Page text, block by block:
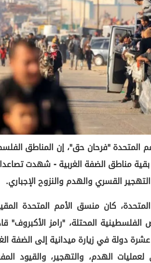
المتحدة "فرحان حق"، إن المناطق
بقية مناطق الضفة الغربية - شهدت
القسري والهدم والنزوح الإجباري.
كان منسق الأمم المتحدة
الفلسطينية المحتلة، "رامز الأكبروف"
دولة في زيارة ميدانية إلى الضفة
لعمليات الهدم، والتهجير، والقيود